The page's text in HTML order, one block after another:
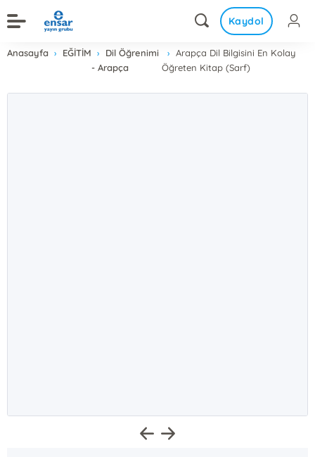
Kaydol
Anasayfa EĞİTİM
Dil Öğrenimi
- Arapça
Arapça Dil Bilgisini En Kolay
Öğreten Kitap (Sarf)